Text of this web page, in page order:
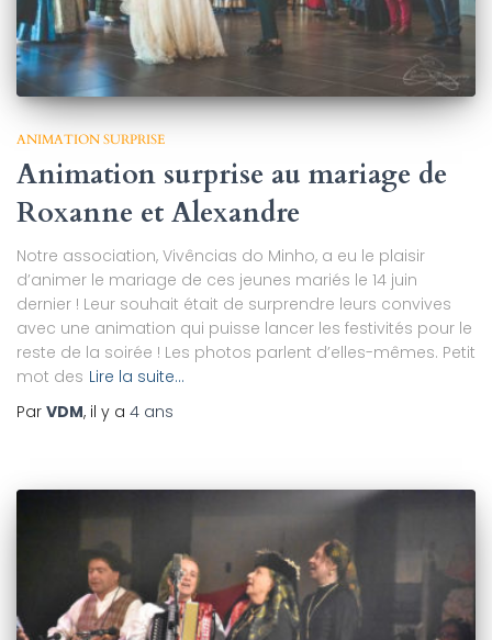
ANIMATION SURPRISE
Animation surprise au mariage de
Roxanne et Alexandre
Notre association, Vivências do Minho, a eu le plaisir
d’animer le mariage de ces jeunes mariés le 14 juin
dernier ! Leur souhait était de surprendre leurs convives
avec une animation qui puisse lancer les festivités pour le
reste de la soirée ! Les photos parlent d’elles-mêmes. Petit
mot des Lire la suite…
Par VDM, il y a 4 ans